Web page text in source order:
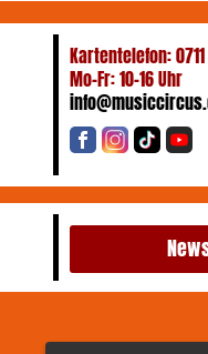
Kartentelefon: 0711
Mo-Fr: 10-16 Uhr